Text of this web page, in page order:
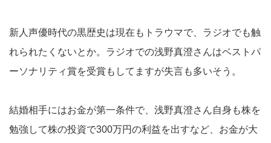
新人声優時代の黒歴史は現在もトラウマで、ラジオでも触
れられたくないとか。ラジオでの浅野真澄さんはベストパ
ーソナリティ賞を受賞もしてますが失言も多いそう。
結婚相手にはお金が第一条件で、浅野真澄さん自身も株を
勉強して株の投資で300万円の利益を出すなど、お金が大